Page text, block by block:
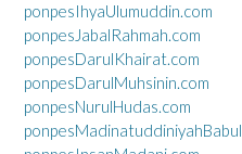
ponpesIhyaUlumuddin.com
ponpesJabalRahmah.com
ponpesDarulKhairat.com
ponpesDarulMuhsinin.com
ponpesNurulHudas.com